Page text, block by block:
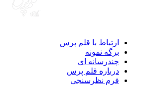
ارتباط با قلم پرس
برگه نمونه
چندرسانه ای
درباره قلم پرس
فرم نظرسنجی